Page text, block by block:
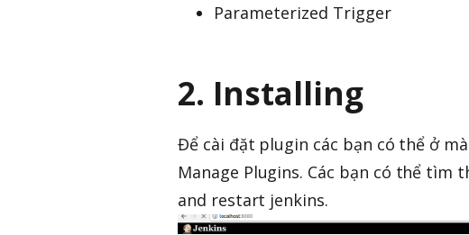
Parameterized Trigger
2. Installing
Để cài đặt plugin các bạn có thể ở
Manage Plugins. Các bạn có thể tìm
and restart jenkins.